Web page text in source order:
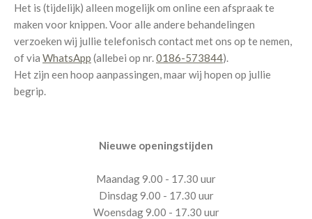
Het is (tijdelijk) alleen mogelijk om online een afspraak te
maken voor knippen. Voor alle andere behandelingen
verzoeken wij jullie telefonisch contact met ons op te nemen,
of via WhatsApp (allebei op nr.0186-573844).
Het zijn een hoop aanpassingen, maar wij hopen op jullie
begrip.
Nieuwe openingstijden
Maandag 9.00 - 17.30 uur
Dinsdag 9.00 - 17.30 uur
Woensdag 9.00 - 17.30 uur